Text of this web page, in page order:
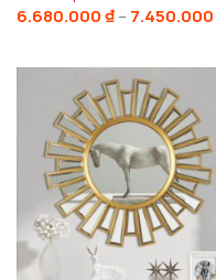
6.680.000 ₫ – 7.450.000